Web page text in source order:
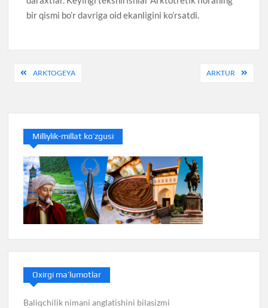
bir qismi bo’r davriga oid ekanligini ko’rsatdi.
PostARKTOGEYA ARKTUR
Milliylik-millat ko’zgusi
Oxirgi ma’lumotlar
Baliqchilik nimani anglatishini bilasizmi